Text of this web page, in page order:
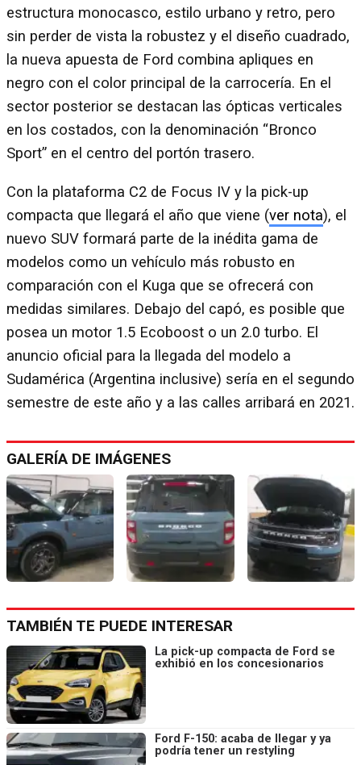
estructura monocasco, estilo urbano y retro, pero
sin perder de vista la robustez y el diseño cuadrado,
la nueva apuesta de Ford combina apliques en
negro con el color principal de la carrocería. En el
sector posterior se destacan las ópticas verticales
en los costados, con la denominación “Bronco
Sport” en el centro del portón trasero.
Con la plataforma C2 de Focus IV y la pick-up
compacta que llegará el año que viene (ver nota), el
nuevo SUV formará parte de la inédita gama de
modelos como un vehículo más robusto en
comparación con el Kuga que se ofrecerá con
medidas similares. Debajo del capó, es posible que
posea un motor 1.5 Ecoboost o un 2.0 turbo. El
anuncio oficial para la llegada del modelo a
Sudamérica (Argentina inclusive) sería en el segundo
semestre de este año y a las calles arribará en 2021.
GALERÍA DE IMÁGENES
TAMBIÉN TE PUEDE INTERESAR
La pick-up compacta de Ford se
exhibió en los concesionarios
Ford F-150: acaba de llegar y ya
podría tener un restyling